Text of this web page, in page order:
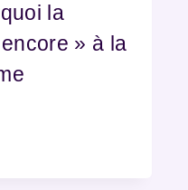
la
» à la